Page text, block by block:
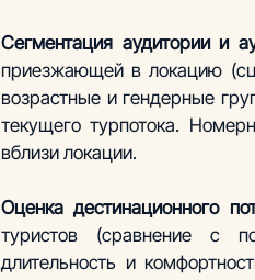
Сегментация аудитории и
приезжающей в локацию
возрастные и гендерные
текущего турпотока.
вблизи локации.
Оценка дестинационного
туристов (сравнение с
длительность и